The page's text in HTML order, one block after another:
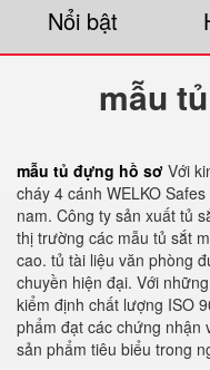
Nổi bật
mẫu
mẫu tủ đựng hồ sơ Với
cháy 4 cánh WELKO
nam. Công ty sản xuất tủ
thị trường các mẫu tủ sắt
cao. tủ tài liệu văn phòng
chuyền hiện đại. Với
kiểm định chất lượng ISO
phẩm đạt các chứng nhận
sản phẩm tiêu biểu trong